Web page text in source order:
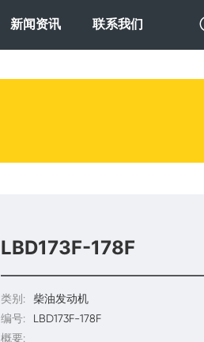
LBD173F-178F
类别:
柴油发动机
编号:
LBD173F-178F
概要:
新闻资讯 联系我们